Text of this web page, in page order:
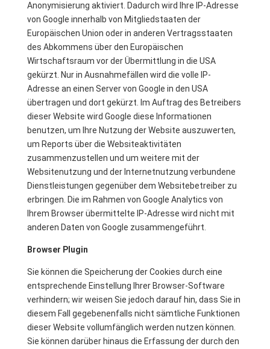
Anonymisierung aktiviert. Dadurch wird Ihre IP-Adresse
von Google innerhalb von Mitgliedstaaten der
Europäischen Union oder in anderen Vertragsstaaten
des Abkommens über den Europäischen
Wirtschaftsraum vor der Übermittlung in die USA
gekürzt. Nur in Ausnahmefällen wird die volle IP-
Adresse an einen Server von Google in den USA
übertragen und dort gekürzt. Im Auftrag des Betreibers
dieser Website wird Google diese Informationen
benutzen, um Ihre Nutzung der Website auszuwerten,
um Reports über die Websiteaktivitäten
zusammenzustellen und um weitere mit der
Websitenutzung und der Internetnutzung verbundene
Dienstleistungen gegenüber dem Websitebetreiber zu
erbringen. Die im Rahmen von Google Analytics von
Ihrem Browser übermittelte IP-Adresse wird nicht mit
anderen Daten von Google zusammengeführt.
Browser Plugin
Sie können die Speicherung der Cookies durch eine
entsprechende Einstellung Ihrer Browser-Software
verhindern; wir weisen Sie jedoch darauf hin, dass Sie in
diesem Fall gegebenenfalls nicht sämtliche Funktionen
dieser Website vollumfänglich werden nutzen können.
Sie können darüber hinaus die Erfassung der durch den